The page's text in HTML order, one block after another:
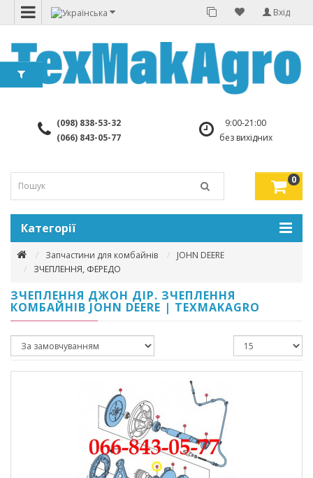
Вхід
(098) 838-53-32
(066) 843-05-77
9:00-21:00
без вихідних
0
Категорії
Запчастини для комбайнів
JOHN DEERE
ЗЧЕПЛЕННЯ, ФЕРЕДО
ЗЧЕПЛЕННЯ ДЖОН ДІР. ЗЧЕПЛЕННЯ
КОМБАЙНІВ JOHN DEERE | TEXMAKAGRO